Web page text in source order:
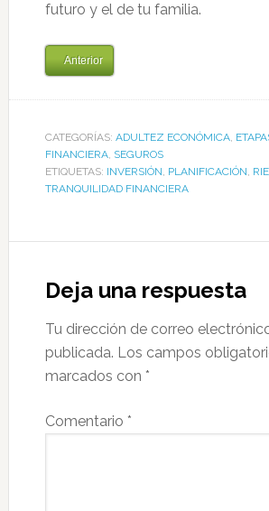
futuro y el de tu familia.
Anterior
CATEGORÍAS: ADULTEZ ECONÓMICA,
FINANCIERA, SEGUROS
ETIQUETAS: INVERSIÓN, PLANIFICACIÓN,
TRANQUILIDAD FINANCIERA
Deja una respuesta
Tu dirección de correo
publicada. Los campos
marcados con *
Comentario *